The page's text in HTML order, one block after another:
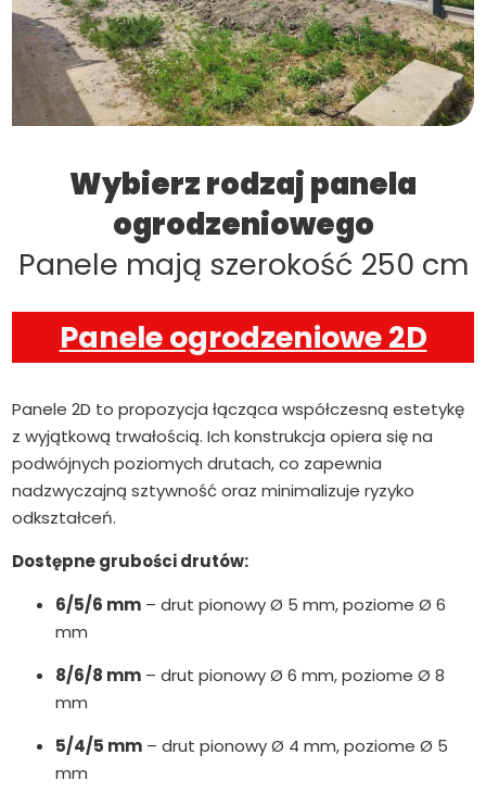
Wybierz rodzaj panela
ogrodzeniowego
Panele mają szerokość 250 cm
Panele ogrodzeniowe 2D
Panele 2D to propozycja łącząca współczesną estetykę
z wyjątkową trwałością. Ich konstrukcja opiera się na
podwójnych poziomych drutach, co zapewnia
nadzwyczajną sztywność oraz minimalizuje ryzyko
odkształceń.
Dostępne grubości drutów:
6/5/6 mm – drut pionowy Ø 5 mm, poziome Ø 6
mm
8/6/8 mm – drut pionowy Ø 6 mm, poziome Ø 8
mm
5/4/5 mm – drut pionowy Ø 4 mm, poziome Ø 5
mm